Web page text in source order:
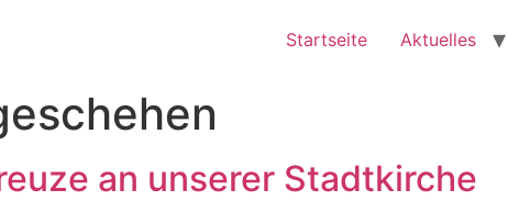
Startseite Aktuelles
an unserer Stadtkirche